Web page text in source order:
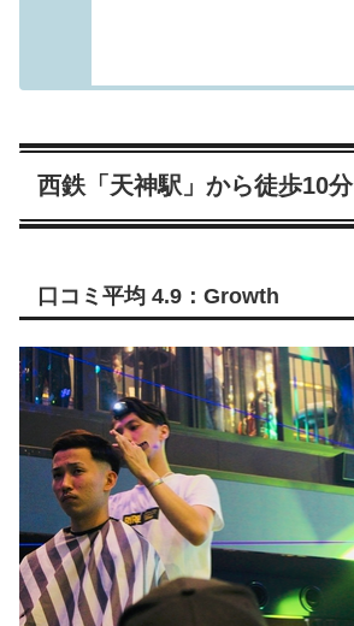
西鉄「天神駅」から徒歩10分
口コミ平均 4.9：Growth